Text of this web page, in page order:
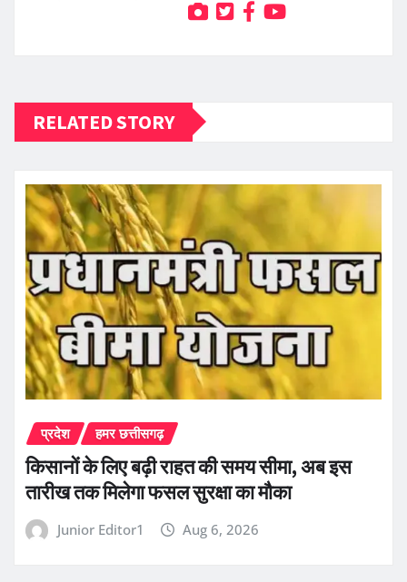
RELATED STORY
प्रदेश हमर छत्तीसगढ़
किसानों के लिए बढ़ी राहत की समय सीमा, अब इस
तारीख तक मिलेगा फसल सुरक्षा का मौका
Junior Editor1 Aug 6, 2026